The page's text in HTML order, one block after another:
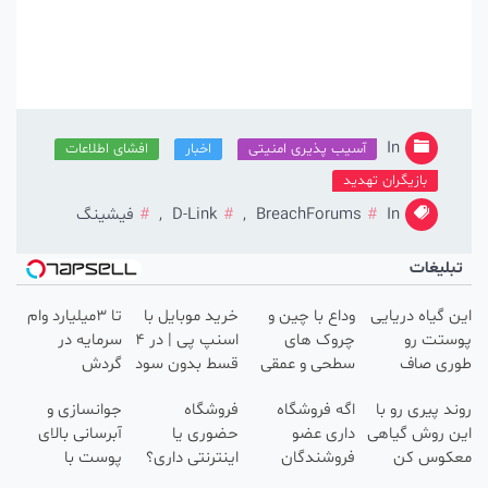
In آسیب پذیری امنیتی
افشای اطلاعات
بازیگران تهدید
In
BreachForums
,
D-Link
, فیشینگ
گیاه دریایی
رو
صاف
20سال جوون
وداع با چین و
چروک های
سطحی و عمقی
خرید موبایل با
اسنپ پی | در ۴
قسط بدون سود
تا 3میلیارد وام
سرمایه در
گردش
فروشگاهت رو
ثبت کن
پیری رو با
روش گیاهی
کن
اگه فروشگاه
داری عضو
فروشندگان
فروشگاه
حضوری یا
اینترنتی داری؟
جوانسازی و
آبرسانی بالای
پوست با